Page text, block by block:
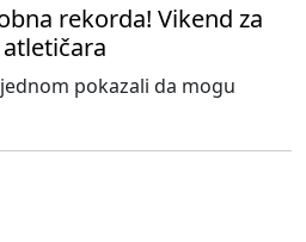
rekorda! Vikend za
pokazali da mogu